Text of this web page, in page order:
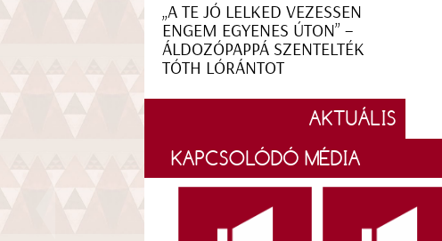
„A TE JÓ LELKED VEZESSEN
ENGEM EGYENES ÚTON” –
ÁLDOZÓPAPPÁ SZENTELTÉK
TÓTH LÓRÁNTOT
AKTUÁLIS
KAPCSOLÓDÓ MÉDIA